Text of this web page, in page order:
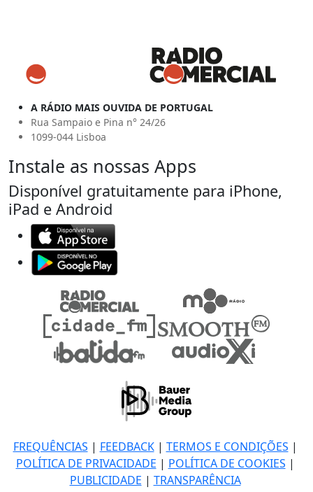
A RÁDIO MAIS OUVIDA DE PORTUGAL
Rua Sampaio e Pina n° 24/26
1099-044 Lisboa
Instale as nossas Apps
Disponível gratuitamente para iPhone,
iPad e Android
FREQUÊNCIAS | FEEDBACK| TERMOS E CONDIÇÕES |
POLÍTICA DE PRIVACIDADE | POLÍTICA DE COOKIES |
PUBLICIDADE | TRANSPARÊNCIA